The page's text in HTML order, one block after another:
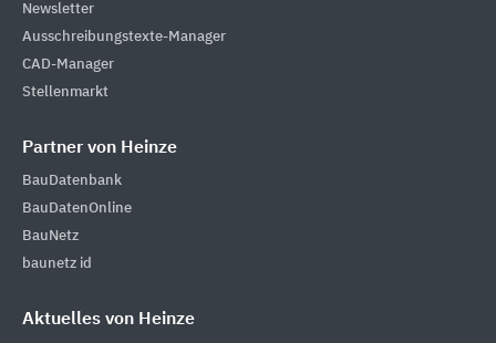
Newsletter
Ausschreibungstexte-Manager
CAD-Manager
Stellenmarkt
Partner von Heinze
BauDatenbank
BauDatenOnline
BauNetz
baunetz id
Aktuelles von Heinze